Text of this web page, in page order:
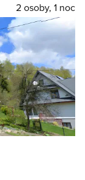
2 osoby, 1 noc